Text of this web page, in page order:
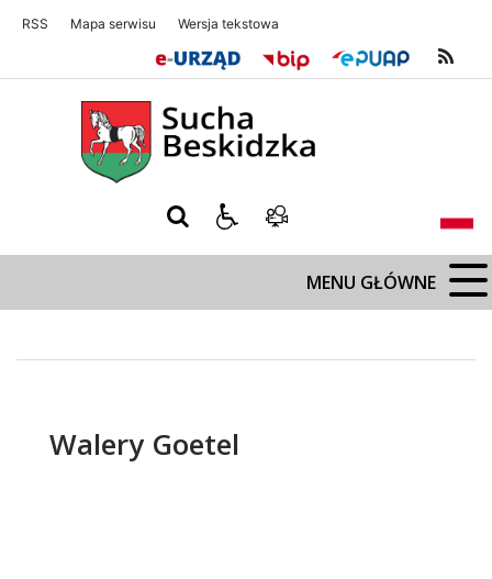
RSS Mapa serwisu Wersja tekstowa
Sucha Beskidzka
MENU GŁÓWNE
Walery Goetel